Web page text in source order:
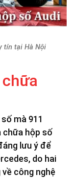
tín tại Hà Nội
mà 911
chữa hộp số
lưu ý để
do hai
công nghệ